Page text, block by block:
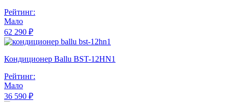
Рейтинг:
Мало
62 290 ₽
Кондиционер Ballu BST-12HN1
Рейтинг:
Мало
36 590 ₽